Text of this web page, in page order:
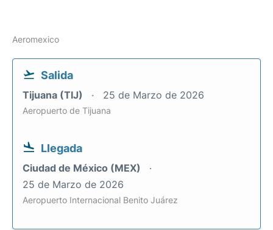
Aeromexico
Salida
Tijuana (TIJ) 25 de Marzo de 2026
Aeropuerto de Tijuana
Llegada
Ciudad de México (MEX)
25 de Marzo de 2026
Aeropuerto Internacional Benito Juárez